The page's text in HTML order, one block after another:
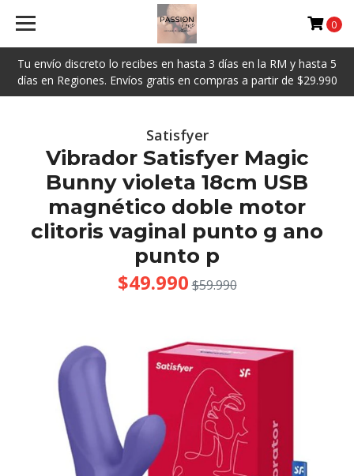
Tu envío discreto lo recibes en hasta 3 días en la RM y hasta 5
días en Regiones. Envíos gratis en compras a partir de $29.990
0
Satisfyer
Vibrador Satisfyer Magic
Bunny violeta 18cm USB
magnético doble motor
clitoris vaginal punto g ano
punto p
$49.990 $59.990